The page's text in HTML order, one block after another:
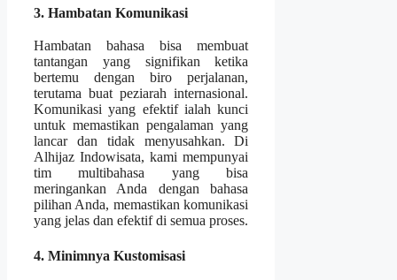
3. Hambatan Komunikasi
Hambatan bahasa bisa membuat
tantangan yang signifikan ketika
bertemu dengan biro perjalanan,
terutama buat peziarah internasional.
Komunikasi yang efektif ialah kunci
untuk memastikan pengalaman yang
lancar dan tidak menyusahkan. Di
Alhijaz Indowisata, kami mempunyai
tim multibahasa yang bisa
meringankan Anda dengan bahasa
pilihan Anda, memastikan komunikasi
yang jelas dan efektif di semua proses.
4. Minimnya Kustomisasi